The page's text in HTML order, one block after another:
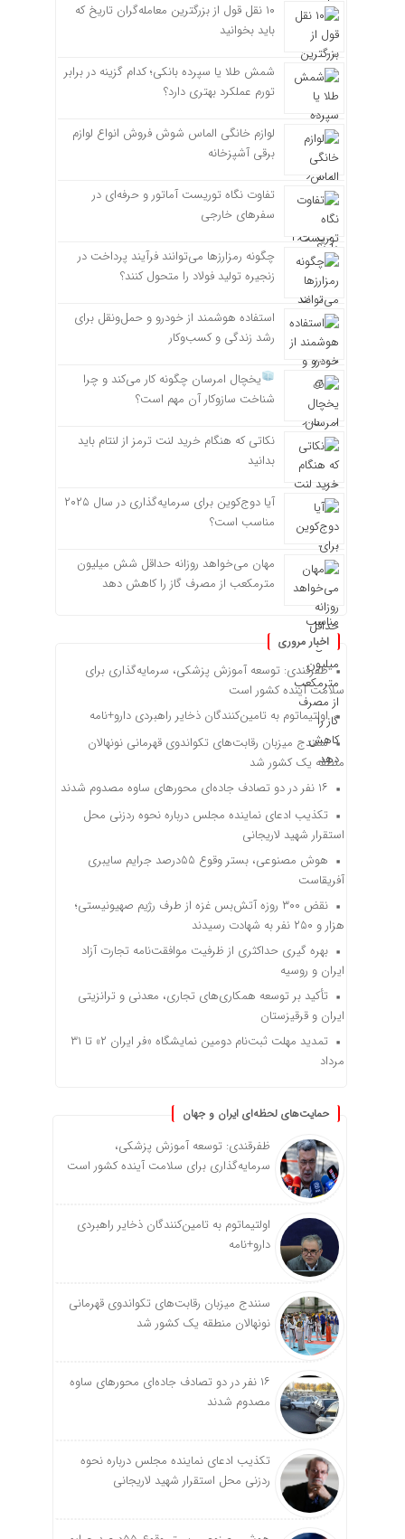
۱۰ نقل قول از بزرگترین معامله‌گران تاریخ که
باید بخوانید
شمش طلا یا سپرده بانکی؛ کدام گزینه در برابر
تورم عملکرد بهتری دارد؟
لوازم خانگی الماس شوش فروش انواع لوازم
برقی آشپزخانه
تفاوت نگاه توریست آماتور و حرفه‌ای در
سفرهای خارجی
چگونه رمزارزها می‌توانند فرآیند پرداخت در
زنجیره تولید فولاد را متحول کنند؟
استفاده هوشمند از خودرو و حمل‌ونقل برای
رشد زندگی و کسب‌وکار
یخچال امرسان چگونه کار می‌کند و چرا
شناخت سازوکار آن مهم است؟
نکاتی که هنگام خرید لنت ترمز از لنتام باید
بدانید
آیا دوج‌کوین برای سرمایه‌گذاری در سال ۲۰۲۵
مناسب است؟
مهان می‌خواهد روزانه حداقل شش میلیون
مترمکعب از مصرف گاز را کاهش دهد
اخبار مروری
ظفرقندی: توسعه آموزش پزشکی، سرمایه‌گذاری برای
سلامت آینده کشور است
اولتیماتوم به تامین‌کنندگان ذخایر راهبردی دارو+نامه
سنندج میزبان رقابت‌های تکواندوی قهرمانی نونهالان
منطقه یک کشور شد
۱۶ نفر در دو تصادف جاده‌ای محورهای ساوه مصدوم شدند
تکذیب ادعای نماینده مجلس درباره نحوه ردزنی محل
استقرار شهید لاریجانی
هوش مصنوعی، بستر وقوع 55درصد جرایم سایبری
آفریقاست
نقض ۳۰۰ روزه آتش‌بس غزه از طرف رژیم صهیونیستی؛
هزار و ۲۵۰ نفر به شهادت رسیدند
بهره گیری حداکثری از ظرفیت موافقت‌نامه تجارت آزاد
ایران و روسیه
تأکید بر توسعه همکاری‌های تجاری، معدنی و ترانزیتی
ایران و قرقیزستان
تمدید مهلت ثبت‌نام دومین نمایشگاه «فر ایران ۲» تا ۳۱
مرداد
حمایت‌های لحظه‌ای ایران و جهان
ظفرقندی: توسعه آموزش پزشکی،
سرمایه‌گذاری برای سلامت آینده کشور است
اولتیماتوم به تامین‌کنندگان ذخایر راهبردی
دارو+نامه
سنندج میزبان رقابت‌های تکواندوی قهرمانی
نونهالان منطقه یک کشور شد
۱۶ نفر در دو تصادف جاده‌ای محورهای ساوه
مصدوم شدند
تکذیب ادعای نماینده مجلس درباره نحوه
ردزنی محل استقرار شهید لاریجانی